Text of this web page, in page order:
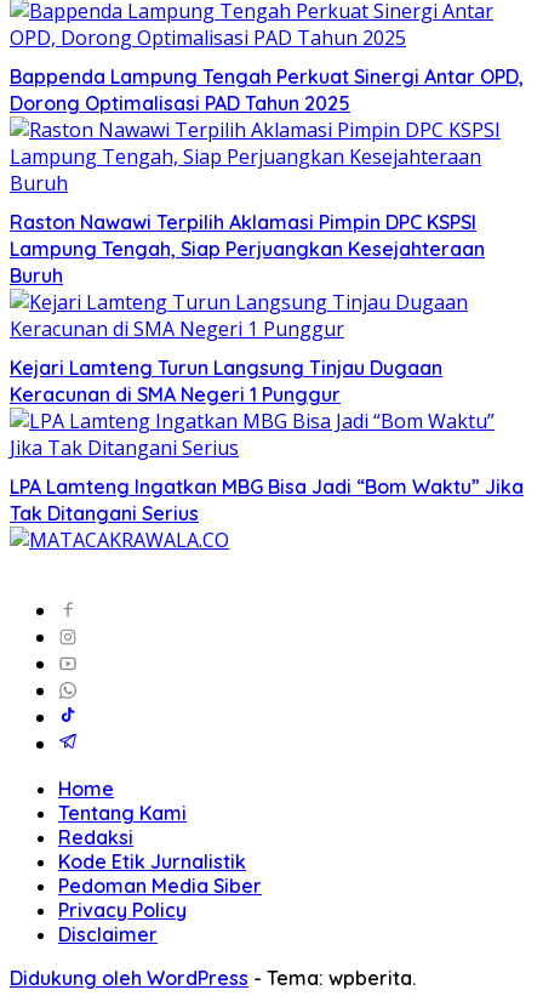
Bappenda Lampung Tengah Perkuat Sinergi Antar OPD,
Dorong Optimalisasi PAD Tahun 2025
Raston Nawawi Terpilih Aklamasi Pimpin DPC KSPSI
Lampung Tengah, Siap Perjuangkan Kesejahteraan
Buruh
Kejari Lamteng Turun Langsung Tinjau Dugaan
Keracunan di SMA Negeri 1 Punggur
LPA Lamteng Ingatkan MBG Bisa Jadi “Bom Waktu” Jika
Tak Ditangani Serius
Home
Tentang Kami
Redaksi
Kode Etik Jurnalistik
Pedoman Media Siber
Privacy Policy
Disclaimer
Didukung oleh WordPress - Tema: wpberita.